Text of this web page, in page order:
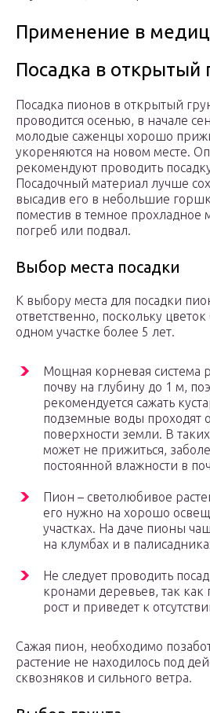
Применение в
Посадка в открытый
Посадка пионов в открытый
проводится осенью, в начале
молодые саженцы хорошо
укореняются на новом месте.
рекомендуют проводить
Посадочный материал лучше
высадив его в небольшие
поместив в темное прохладное
погреб или подвал.
Выбор места посадки
К выбору места для посадки
ответственно, поскольку цветок
одном участке более 5 лет.
Мощная корневая система
почву на глубину до 1 м,
рекомендуется сажать
подземные воды проходят
поверхности земли. В
может не прижиться,
постоянной влажности в
Пион – светолюбивое
его нужно на хорошо
участках. На даче пионы
на клумбах и в
Не следует проводить
кронами деревьев, так как
рост и приведет к
Сажая пион, необходимо
растение не находилось под
сквозняков и сильного ветра.